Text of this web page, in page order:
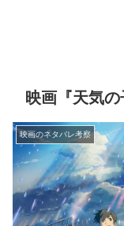
映画『天気
映画のネタバレ考察